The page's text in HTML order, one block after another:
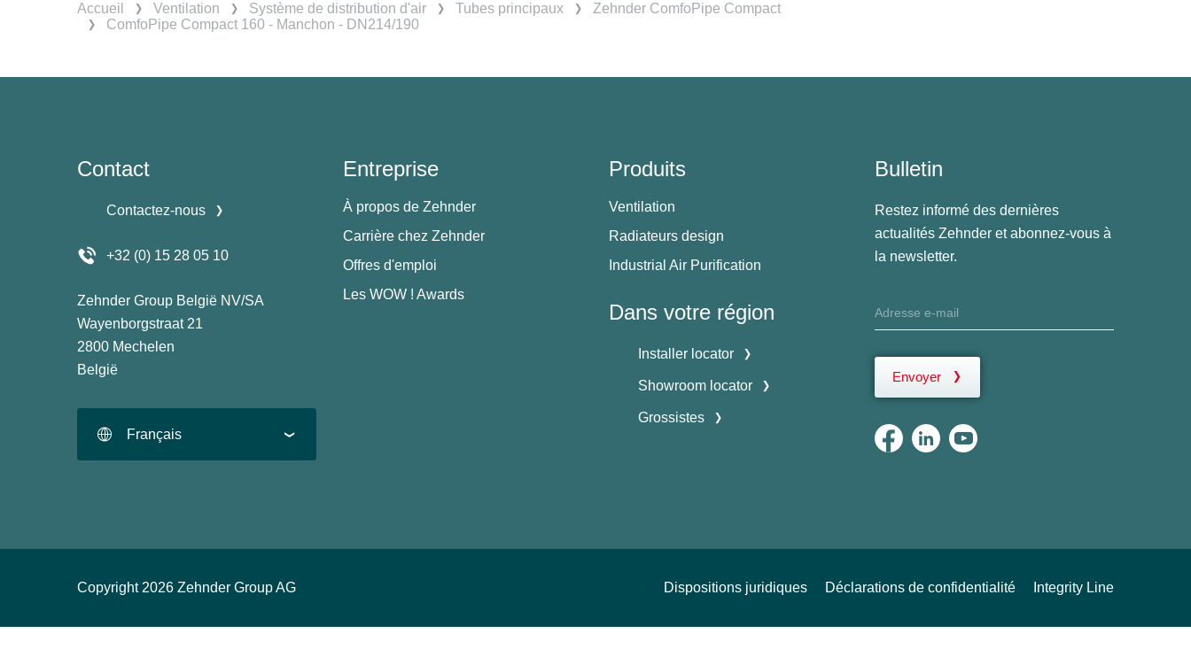
Accueil Ventilation Système de distribution d'air Tubes principaux
Zehnder ComfoPipe Compact
ComfoPipe Compact 160 - Manchon - DN214/190
Contact
Contactez-nous
+32 (0) 15 28 05 10
Zehnder Group België NV/SA
Wayenborgstraat 21
2800 Mechelen
België
Français
Entreprise
À propos de Zehnder
Carrière chez Zehnder
Offres d'emploi
Les WOW ! Awards
Produits
Ventilation
Radiateurs design
Industrial Air Purification
Dans votre région
Installer locator
Showroom locator
Grossistes
Bulletin
Restez informé des dernières
actualités Zehnder et abonnez-vous à
la newsletter.
Envoyer
Copyright 2026 Zehnder Group AG Dispositions juridiques Déclarations de confidentialité Integrity Line